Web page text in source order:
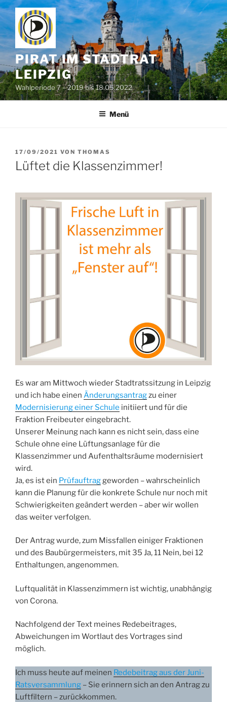
Zum
Inhalt
springen
PIRAT IM STADTRAT
LEIPZIG
Wahlperiode 7 – 2019 bis 18.05.2022
Menü
VERÖFFENTLICHT
AM
17/09/2021 VON THOMAS
Lüftet die Klassenzimmer!
Es war am Mittwoch wieder Stadtratssitzung in Leipzig
und ich habe einen Änderungsantragzu einer
Modernisierung einer Schule initiiert und für die
Fraktion Freibeuter eingebracht.
Unserer Meinung nach kann es nicht sein, dass eine
Schule ohne eine Lüftungsanlage für die
Klassenzimmer und Aufenthaltsräume modernisiert
wird.
Ja, es ist ein Prüfauftraggeworden – wahrscheinlich
kann die Planung für die konkrete Schule nur noch mit
Schwierigkeiten geändert werden – aber wir wollen
das weiter verfolgen.
Der Antrag wurde, zum Missfallen einiger Fraktionen
und des Baubürgermeisters, mit 35 Ja, 11 Nein, bei 12
Enthaltungen, angenommen.
Luftqualität in Klassenzimmern ist wichtig, unabhängig
von Corona.
Nachfolgend der Text meines Redebeitrages,
Abweichungen im Wortlaut des Vortrages sind
möglich.
Ich muss heute auf meinen Redebeitrag aus der Juni-
Ratsversammlung – Sie erinnern sich an den Antrag zu
Luftfiltern – zurückkommen.